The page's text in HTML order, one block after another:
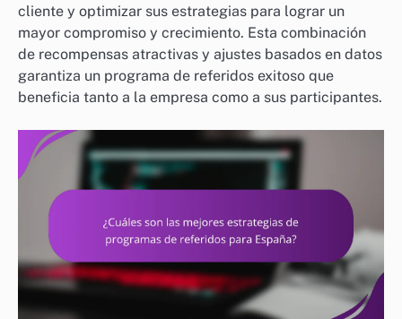
cliente y optimizar sus estrategias para lograr un
mayor compromiso y crecimiento. Esta combinación
de recompensas atractivas y ajustes basados en datos
garantiza un programa de referidos exitoso que
beneficia tanto a la empresa como a sus participantes.